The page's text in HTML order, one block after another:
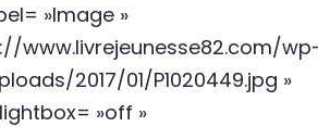
»Image »
www.livrejeunesse82.com/
2017/01/P1020449.jpg »
»off »